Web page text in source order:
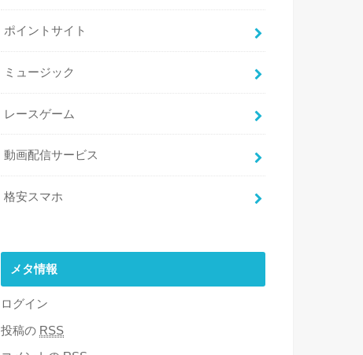
ポイントサイト
ミュージック
レースゲーム
動画配信サービス
格安スマホ
メタ情報
ログイン
投稿の RSS